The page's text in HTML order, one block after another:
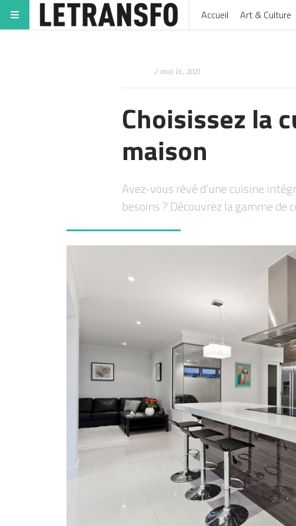
Accueil Art & Culture
/ mai 16, 2021
Choisissez la
maison
Avez-vous rêvé d’une cuisine
besoins ? Découvrez la gamme